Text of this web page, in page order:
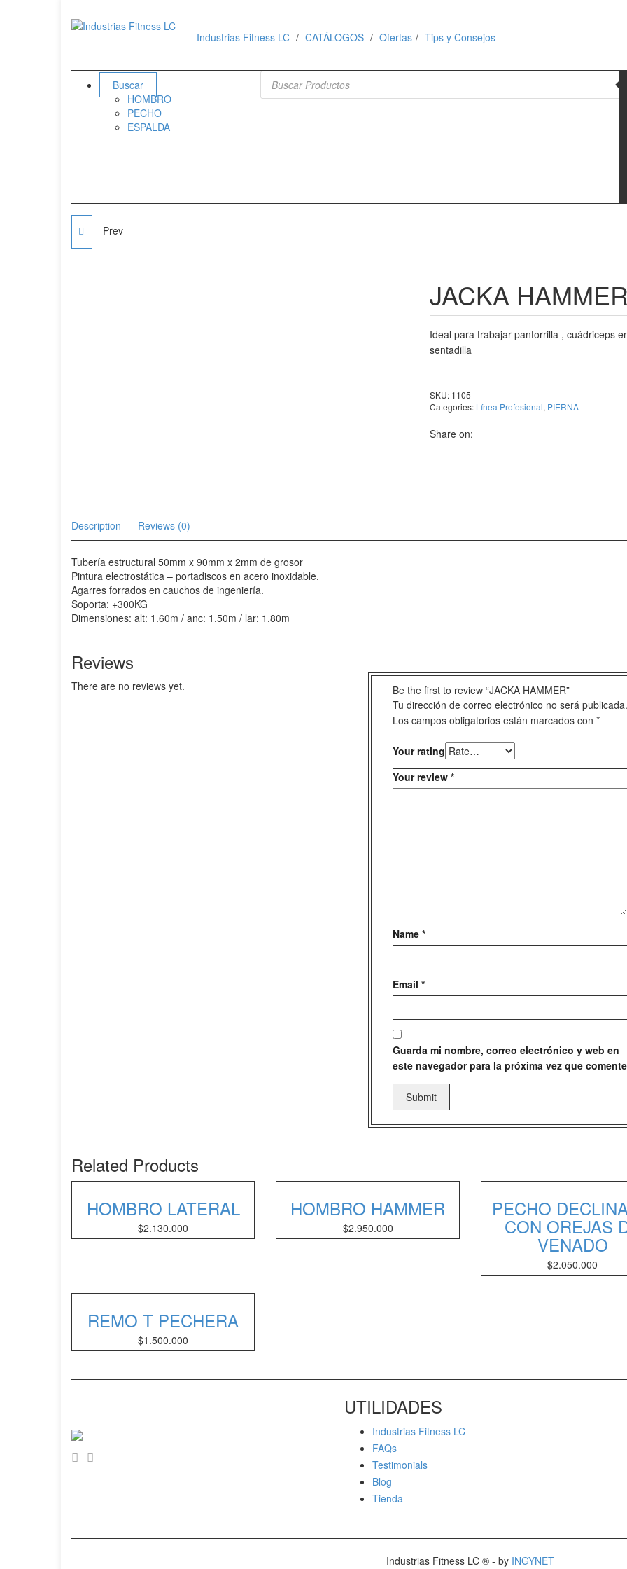
Industrias Fitness LC CATÁLOGOS Ofertas Tips y Consejos
Buscar
HOMBRO
PECHO
ESPALDA
Búsqueda de productos
Prev
JACKA HAMMER
Ideal para trabajar pantorrilla , cuádriceps
sentadilla
SKU: 1105
Categories: Línea Profesional, PIERNA
Share on:
Description Reviews (0)
Tubería estructural 50mm x 90mm x 2mm de grosor
Pintura electrostática – portadiscos en acero inoxidable.
Agarres forrados en cauchos de ingeniería.
Soporta: +300KG
Dimensiones: alt: 1.60m / anc: 1.50m / lar: 1.80m
Reviews
There are no reviews yet.
Be the first to review “JACKA HAMMER”
Tu dirección de correo electrónico no será publicada.
Los campos obligatorios están marcados con *
Your rating
Your review *
Name *
Email *
Guarda mi nombre, correo electrónico y web en
este navegador para la próxima vez que
Related Products
HOMBRO LATERAL
$2.130.000
HOMBRO HAMMER
$2.950.000
PECHO
CON OREJAS
VENADO
$2.050.000
REMO T PECHERA
$1.500.000
UTILIDADES
Industrias Fitness LC
FAQs
Testimonials
Blog
Tienda
Industrias Fitness LC ® - by INGYNET